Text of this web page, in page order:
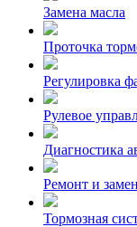
Замена масла
Проточка
Регулировка
Рулевое
Диагностика
Ремонт и
Тормозная